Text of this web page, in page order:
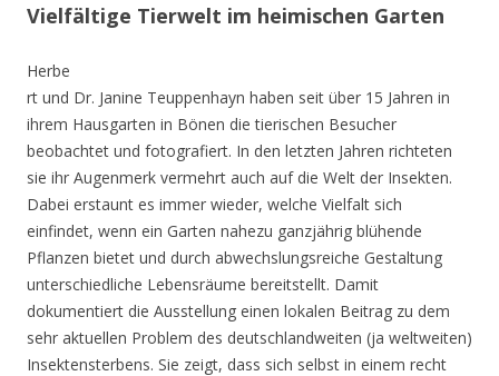
Vielfältige Tierwelt im heimischen Garten
Herbe
rt und Dr. Janine Teuppenhayn haben seit über 15 Jahren in
ihrem Hausgarten in Bönen die tierischen Besucher
beobachtet und fotografiert. In den letzten Jahren richteten
sie ihr Augenmerk vermehrt auch auf die Welt der Insekten.
Dabei erstaunt es immer wieder, welche Vielfalt sich
einfindet, wenn ein Garten nahezu ganzjährig blühende
Pflanzen bietet und durch abwechslungsreiche Gestaltung
unterschiedliche Lebensräume bereitstellt. Damit
dokumentiert die Ausstellung einen lokalen Beitrag zu dem
sehr aktuellen Problem des deutschlandweiten (ja weltweiten)
Insektensterbens. Sie zeigt, dass sich selbst in einem recht